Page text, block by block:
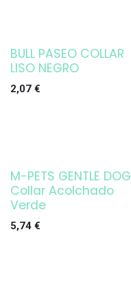
BULL PASEO COLLAR
LISO NEGRO
2,07 €
M-PETS GENTLE DOG
Collar Acolchado
Verde
5,74 €